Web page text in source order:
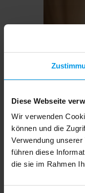
Diese Webseite
Wir verwenden
können und die
Verwendung
führen diese
die sie im Rahmen